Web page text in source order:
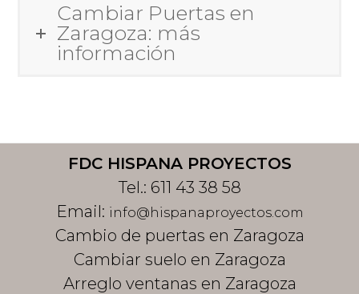
Cambiar Puertas en
Zaragoza: más
información
FDC HISPANA PROYECTOS
Tel.: 611 43 38 58
Email: info@hispanaproyectos.com
Cambio de puertas en Zaragoza
Cambiar suelo en Zaragoza
Arreglo ventanas en Zaragoza